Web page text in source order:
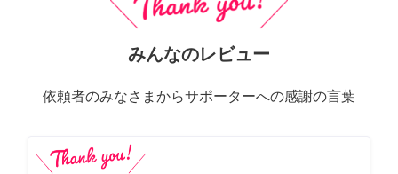
みんなのレビュー
依頼者のみなさまからサポーターへの感謝の言葉